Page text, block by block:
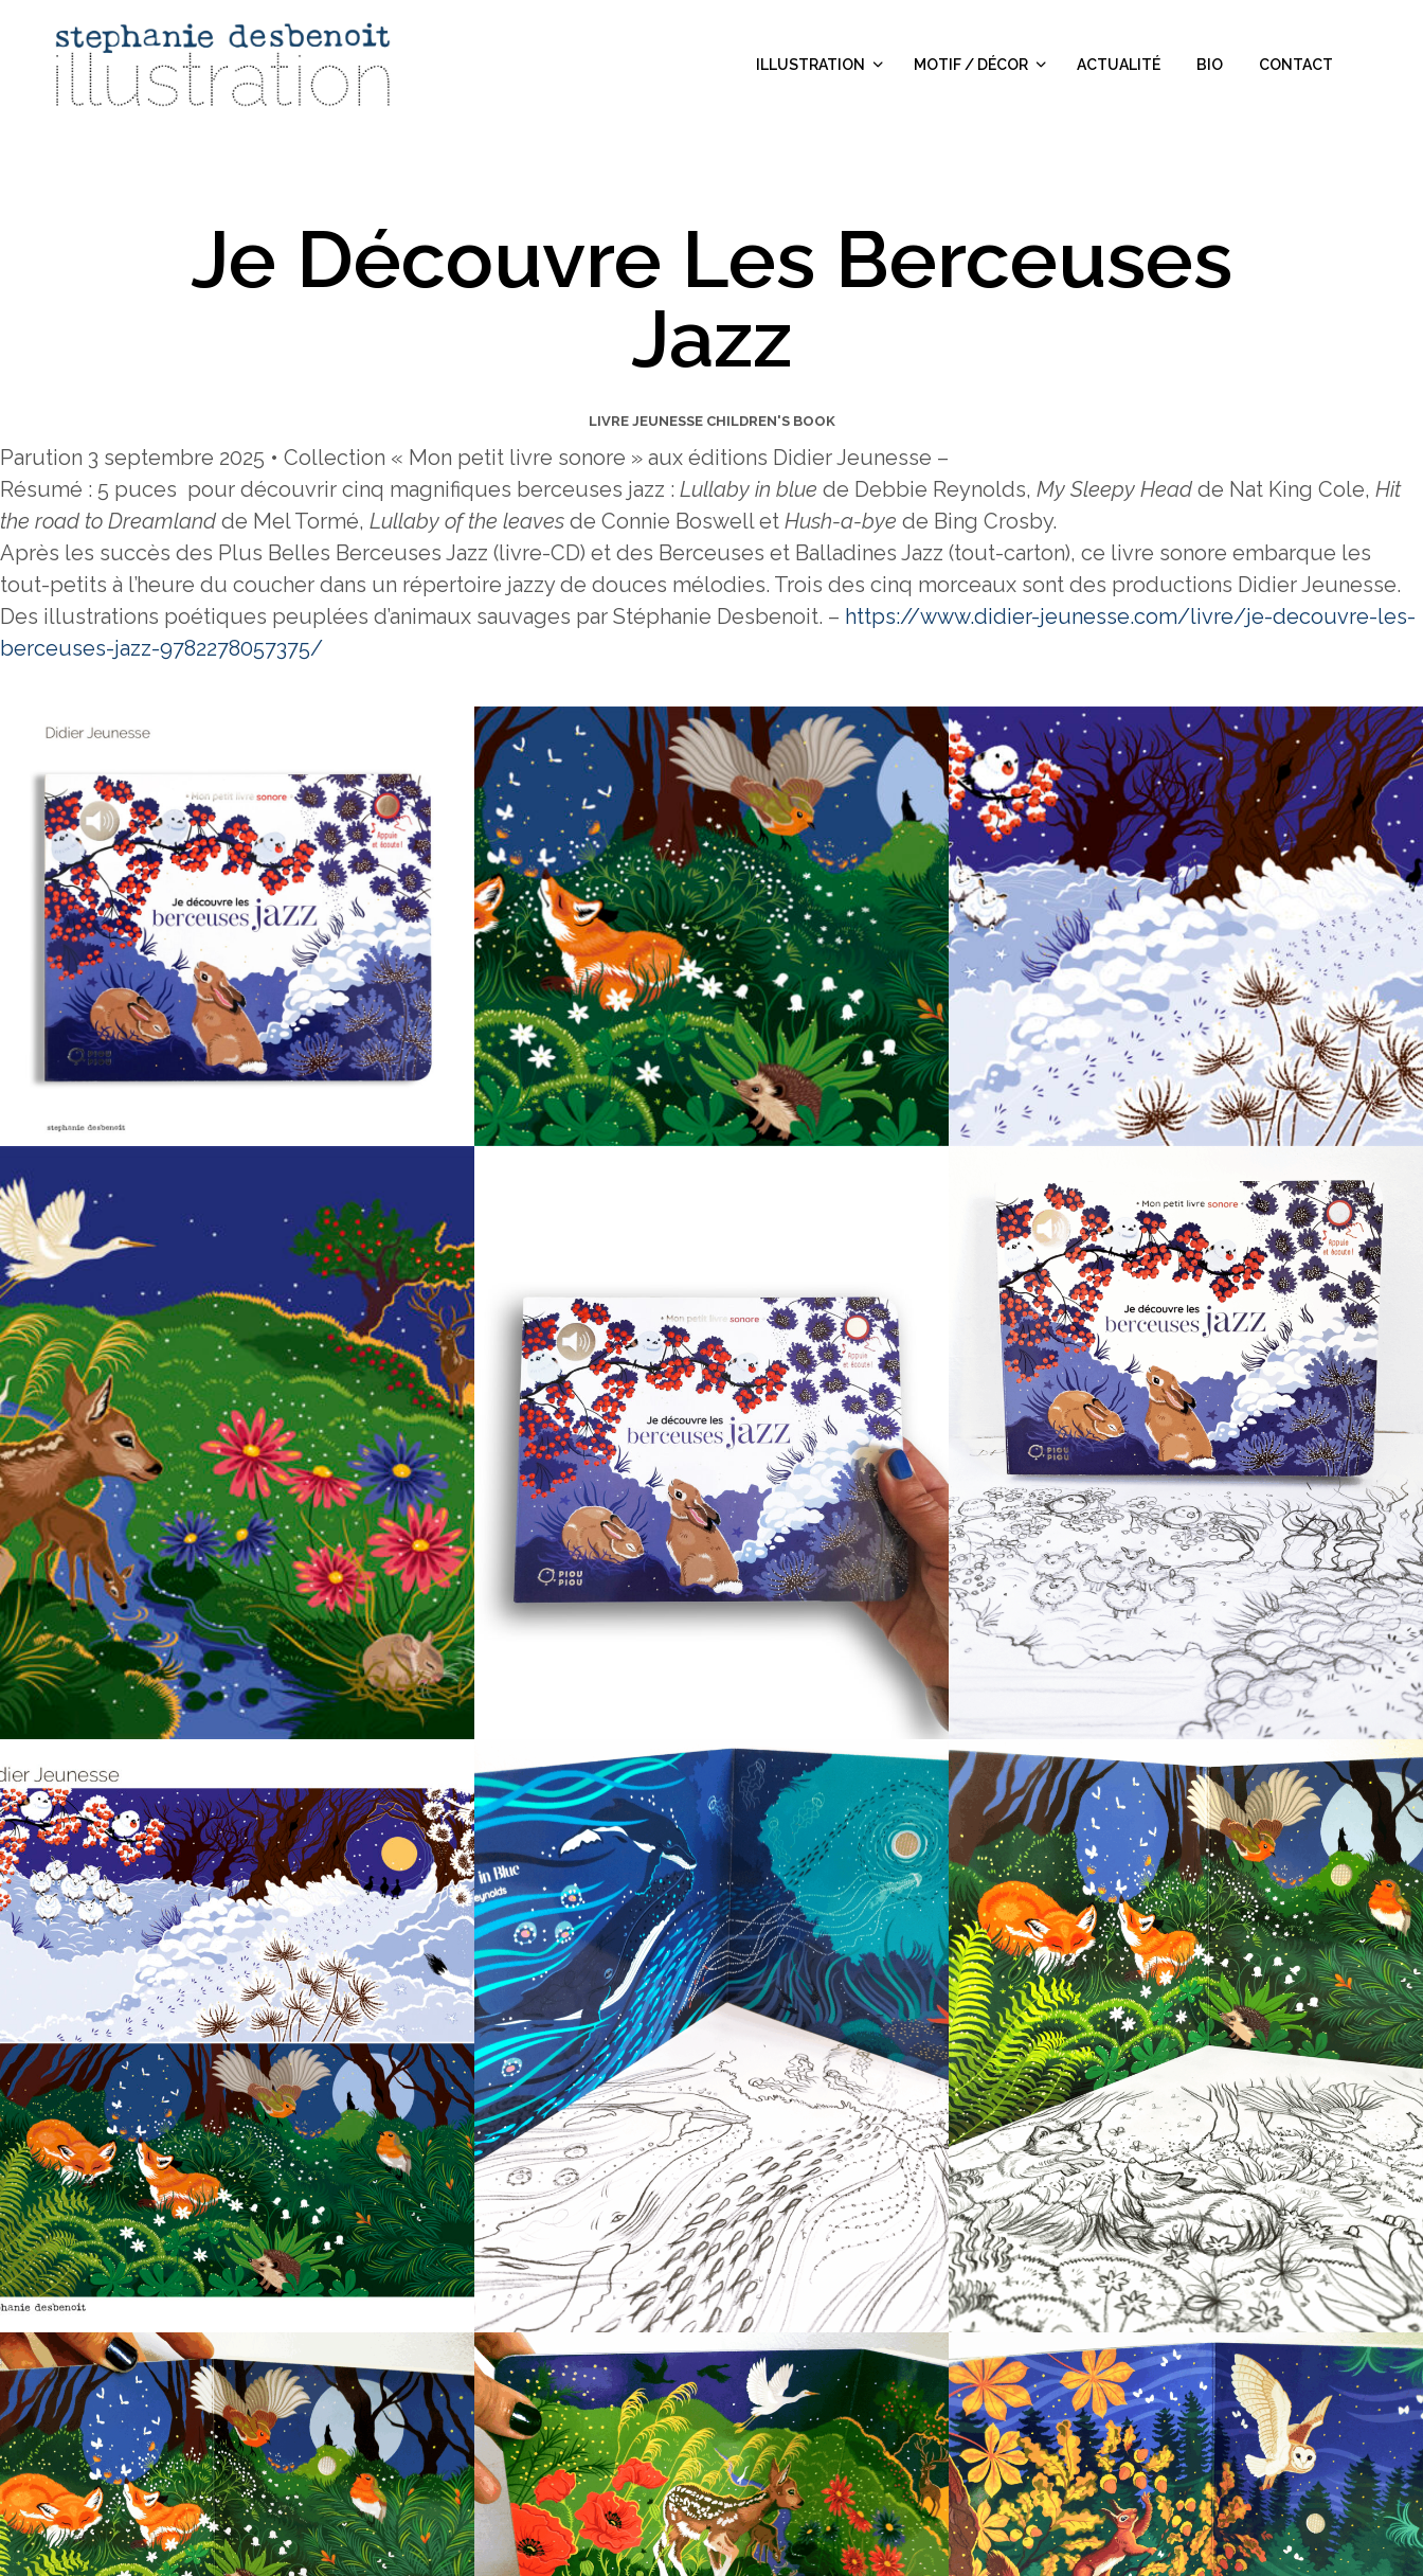
ILLUSTRATION MOTIF / DÉCOR ACTUALITÉ BIO CONTACT
Je Découvre Les Berceuses
Jazz
LIVRE JEUNESSE CHILDREN'S BOOK
Parution 3 septembre 2025 • Collection « Mon petit livre sonore » aux éditions Didier Jeunesse –
Résumé : 5 puces pour découvrir cinq magnifiques berceuses jazz : Lullaby in blue de Debbie Reynolds, My Sleepy Head de Nat King Cole, Hit
the road to Dreamland de Mel Tormé, Lullaby of the leaves de Connie Boswell et Hush-a-bye de Bing Crosby.
Après les succès des Plus Belles Berceuses Jazz (livre-CD) et des Berceuses et Balladines Jazz (tout-carton), ce livre sonore embarque les
tout-petits à l’heure du coucher dans un répertoire jazzy de douces mélodies. Trois des cinq morceaux sont des productions Didier Jeunesse.
Des illustrations poétiques peuplées d’animaux sauvages par Stéphanie Desbenoit. – https://www.didier-jeunesse.com/livre/je-decouvre-les-
berceuses-jazz-9782278057375/